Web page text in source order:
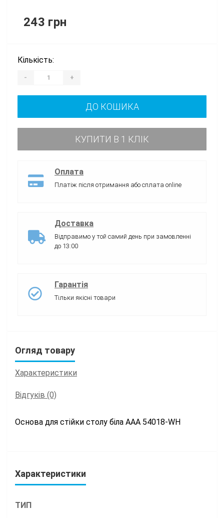
243 грн
Кількість:
- +
ДО КОШИКА
КУПИТИ В 1 КЛІК
Оплата
Платіж після отримання або сплата online
Доставка
Відправимо у той самий день при замовленні
до 13:00
Гарантія
Тільки якісні товари
Огляд товару
Характеристики
Відгуків (0)
Основа для стійки столу біла ААА 54018-WH
Характеристики
ТИП